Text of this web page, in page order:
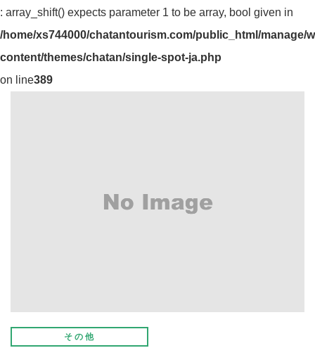
: array_shift() expects parameter 1 to be array, bool given in
/home/xs744000/chatantourism.com/public_html/manage/
content/themes/chatan/single-spot-ja.php
on line389
その他